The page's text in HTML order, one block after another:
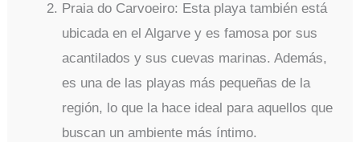
Praia do Carvoeiro: Esta playa también está
ubicada en el Algarve y es famosa por sus
acantilados y sus cuevas marinas. Además,
es una de las playas más pequeñas de la
región, lo que la hace ideal para aquellos que
buscan un ambiente más íntimo.